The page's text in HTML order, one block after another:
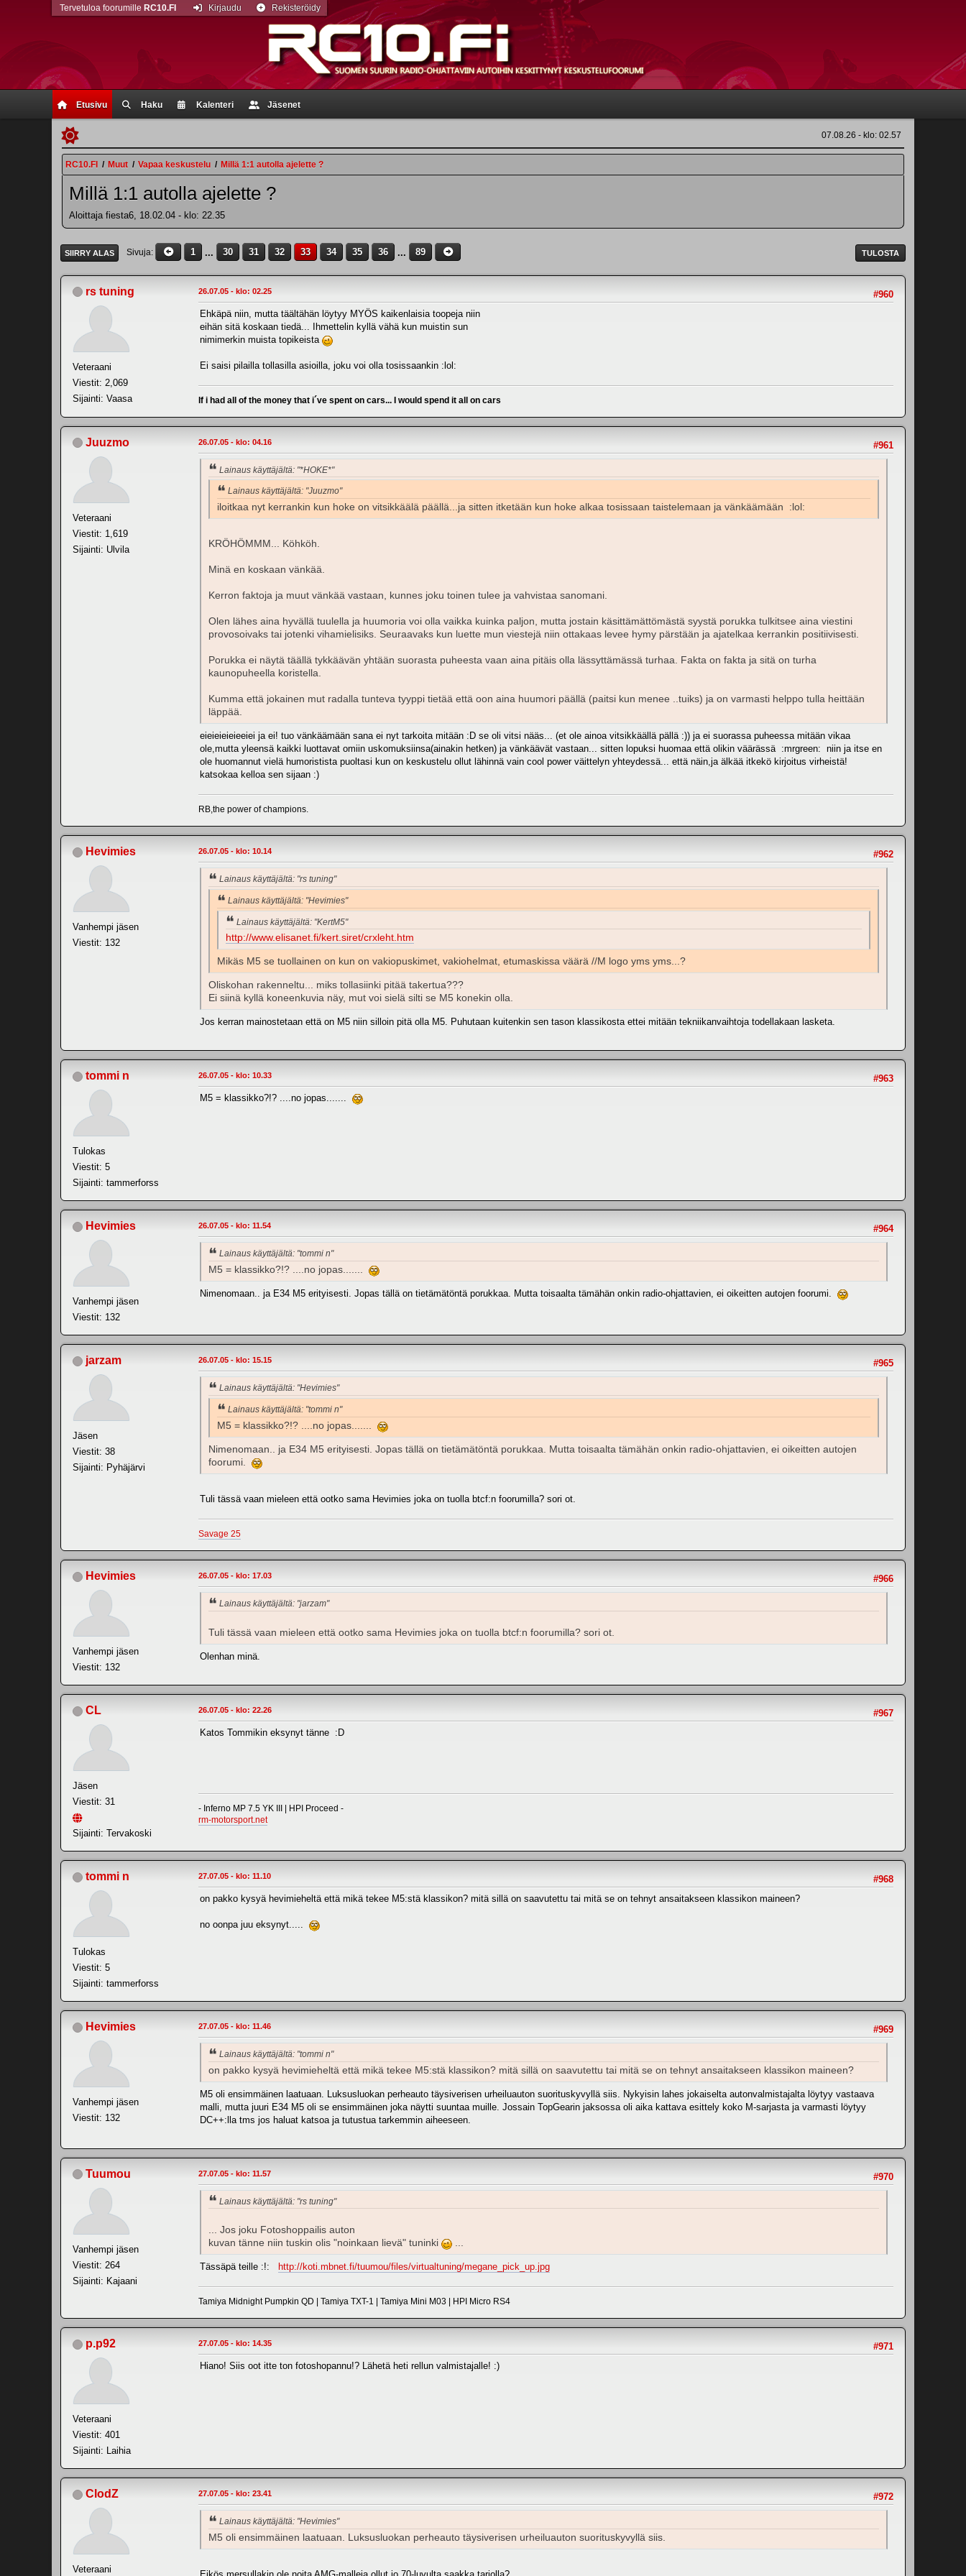
Etusivu Haku Kalenteri Jäsenet
Tervetuloa foorumille RC10.FI Kirjaudu Rekisteröidy
07.08.26 - klo: 02.57
RC10.FI / Muut / Vapaa keskustelu / Millä 1:1 autolla ajelette ?
Millä 1:1 autolla ajelette ?
Aloittaja fiesta6, 18.02.04 - klo: 22.35
TULOSTA
SIIRRY ALAS Sivuja 1 ... 30 31 32 33 34 35 36 ... 89
rs tuning
Veteraani
Viestit: 2,069
Sijainti: Vaasa
#960
26.07.05 - klo: 02.25
Ehkäpä niin, mutta täältähän löytyy MYÖS kaikenlaisia toopeja niin
eihän sitä koskaan tiedä... Ihmettelin kyllä vähä kun muistin sun
nimimerkin muista topikeista
Ei saisi pilailla tollasilla asioilla, joku voi olla tosissaankin :lol:
If i had all of the money that i´ve spent on cars... I would spend it all on cars
Juuzmo
Veteraani
Viestit: 1,619
Sijainti: Ulvila
#961
26.07.05 - klo: 04.16
Lainaus käyttäjältä: "*HOKE*"
Lainaus käyttäjältä: "Juuzmo"
iloitkaa nyt kerrankin kun hoke on vitsikkäälä päällä...ja sitten itketään kun hoke alkaa tosissaan taistelemaan ja vänkäämään :lol:
KRÖHÖMMM... Köhköh.
Minä en koskaan vänkää.
Kerron faktoja ja muut vänkää vastaan, kunnes joku toinen tulee ja vahvistaa sanomani.
Olen lähes aina hyvällä tuulella ja huumoria voi olla vaikka kuinka paljon, mutta jostain käsittämättömästä syystä porukka tulkitsee aina viestini
provosoivaks tai jotenki vihamielisiks. Seuraavaks kun luette mun viestejä niin ottakaas levee hymy pärstään ja ajatelkaa kerrankin positiivisesti.
Porukka ei näytä täällä tykkäävän yhtään suorasta puheesta vaan aina pitäis olla lässyttämässä turhaa. Fakta on fakta ja sitä on turha
kaunopuheella koristella.
Kumma että jokainen mut radalla tunteva tyyppi tietää että oon aina huumori päällä (paitsi kun menee ..tuiks) ja on varmasti helppo tulla heittään
läppää.
eieieieieieeiei ja ei! tuo vänkäämään sana ei nyt tarkoita mitään :D se oli vitsi nääs... (et ole ainoa vitsikkäällä pällä :)) ja ei suorassa puheessa mitään vikaa
ole,mutta yleensä kaikki luottavat omiin uskomuksiinsa(ainakin hetken) ja vänkäävät vastaan... sitten lopuksi huomaa että olikin väärässä :mrgreen: niin ja itse en
ole huomannut vielä humoristista puoltasi kun on keskustelu ollut lähinnä vain cool power väittelyn yhteydessä... että näin,ja älkää itkekö kirjoitus virheistä!
katsokaa kelloa sen sijaan :)
RB,the power of champions.
Hevimies
Vanhempi jäsen
Viestit: 132
#962
26.07.05 - klo: 10.14
Lainaus käyttäjältä: "rs tuning"
Lainaus käyttäjältä: "Hevimies"
Lainaus käyttäjältä: "KertM5"
http://www.elisanet.fi/kert.siret/crxleht.htm
Mikäs M5 se tuollainen on kun on vakiopuskimet, vakiohelmat, etumaskissa väärä //M logo yms yms...?
Oliskohan rakenneltu... miks tollasiinki pitää takertua???
Ei siinä kyllä koneenkuvia näy, mut voi sielä silti se M5 konekin olla.
Jos kerran mainostetaan että on M5 niin silloin pitä olla M5. Puhutaan kuitenkin sen tason klassikosta ettei mitään tekniikanvaihtoja todellakaan lasketa.
tommi n
Tulokas
Viestit: 5
Sijainti: tammerforss
#963
26.07.05 - klo: 10.33
M5 = klassikko?!? ....no jopas.......
Hevimies
Vanhempi jäsen
Viestit: 132
#964
26.07.05 - klo: 11.54
Lainaus käyttäjältä: "tommi n"
M5 = klassikko?!? ....no jopas.......
Nimenomaan.. ja E34 M5 erityisesti. Jopas tällä on tietämätöntä porukkaa. Mutta toisaalta tämähän onkin radio-ohjattavien, ei oikeitten autojen foorumi.
jarzam
Jäsen
Viestit: 38
Sijainti: Pyhäjärvi
#965
26.07.05 - klo: 15.15
Lainaus käyttäjältä: "Hevimies"
Lainaus käyttäjältä: "tommi n"
M5 = klassikko?!? ....no jopas.......
Nimenomaan.. ja E34 M5 erityisesti. Jopas tällä on tietämätöntä porukkaa. Mutta toisaalta tämähän onkin radio-ohjattavien, ei oikeitten autojen
foorumi.
Tuli tässä vaan mieleen että ootko sama Hevimies joka on tuolla btcf:n foorumilla? sori ot.
Savage 25
Hevimies
Vanhempi jäsen
Viestit: 132
#966
26.07.05 - klo: 17.03
Lainaus käyttäjältä: "jarzam"
Tuli tässä vaan mieleen että ootko sama Hevimies joka on tuolla btcf:n foorumilla? sori ot.
Olenhan minä.
CL
Jäsen
Viestit: 31
Sijainti: Tervakoski
#967
26.07.05 - klo: 22.26
Katos Tommikin eksynyt tänne :D
- Inferno MP 7.5 YK III | HPI Proceed -
rm-motorsport.net
tommi n
Tulokas
Viestit: 5
Sijainti: tammerforss
#968
27.07.05 - klo: 11.10
on pakko kysyä hevimieheltä että mikä tekee M5:stä klassikon? mitä sillä on saavutettu tai mitä se on tehnyt ansaitakseen klassikon maineen?
no oonpa juu eksynyt.....
Hevimies
Vanhempi jäsen
Viestit: 132
#969
27.07.05 - klo: 11.46
Lainaus käyttäjältä: "tommi n"
on pakko kysyä hevimieheltä että mikä tekee M5:stä klassikon? mitä sillä on saavutettu tai mitä se on tehnyt ansaitakseen klassikon maineen?
M5 oli ensimmäinen laatuaan. Luksusluokan perheauto täysiverisen urheiluauton suorituskyvyllä siis. Nykyisin lahes jokaiselta autonvalmistajalta löytyy vastaava
malli, mutta juuri E34 M5 oli se ensimmäinen joka näytti suuntaa muille. Jossain TopGearin jaksossa oli aika kattava esittely koko M-sarjasta ja varmasti löytyy
DC++:lla tms jos haluat katsoa ja tutustua tarkemmin aiheeseen.
Tuumou
Vanhempi jäsen
Viestit: 264
Sijainti: Kajaani
#970
27.07.05 - klo: 11.57
Lainaus käyttäjältä: "rs tuning"
... Jos joku Fotoshoppailis auton
kuvan tänne niin tuskin olis "noinkaan lievä" tuninki
...
Tässäpä teille :!: http://koti.mbnet.fi/tuumou/files/virtualtuning/megane_pick_up.jpg
Tamiya Midnight Pumpkin QD | Tamiya TXT-1 | Tamiya Mini M03 | HPI Micro RS4
p.p92
Veteraani
Viestit: 401
Sijainti: Laihia
#971
27.07.05 - klo: 14.35
Hiano! Siis oot itte ton fotoshopannu!? Lähetä heti rellun valmistajalle! :)
ClodZ
Veteraani
#972
27.07.05 - klo: 23.41
Lainaus käyttäjältä: "Hevimies"
M5 oli ensimmäinen laatuaan. Luksusluokan perheauto täysiverisen urheiluauton suorituskyvyllä siis.